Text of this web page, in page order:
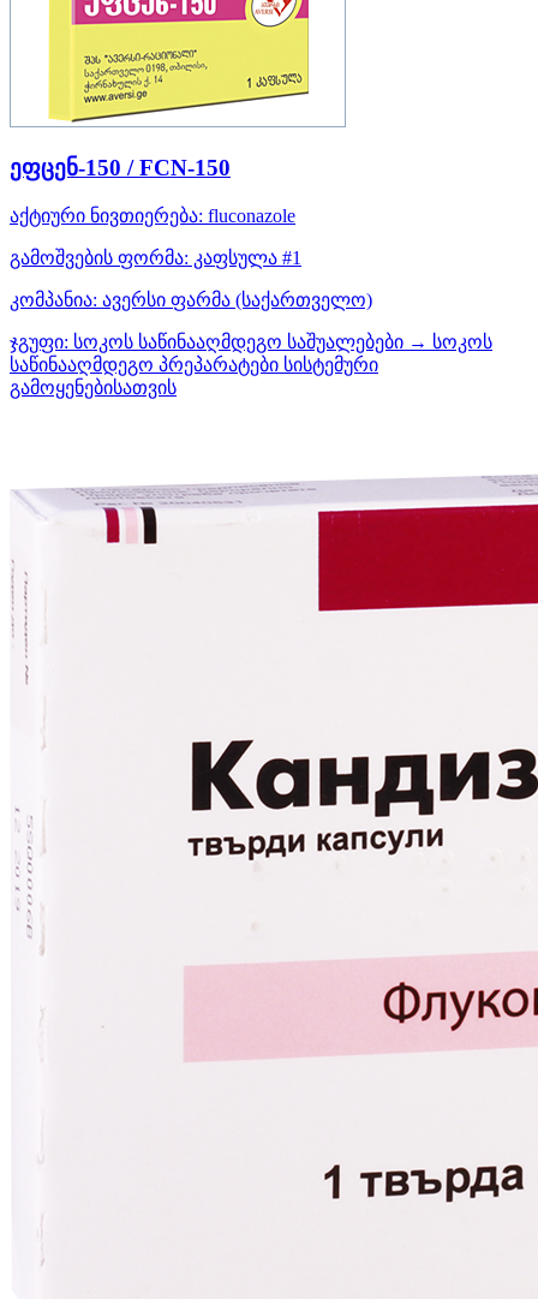
ეფცენ-150 / FCN-150
აქტიური ნივთიერება: fluconazole
გამოშვების ფორმა: კაფსულა #1
კომპანია: ავერსი ფარმა (საქართველო)
ჯგუფი: სოკოს საწინააღმდეგო საშუალებები → სოკოს
საწინააღმდეგო პრეპარატები სისტემური
გამოყენებისათვის